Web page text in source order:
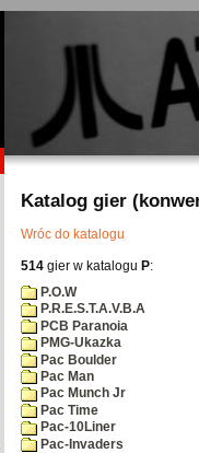
Katalog gier
Wróc do katalogu
514 gier w katalogu P:
P.O.W
P.R.E.S.T.A.V.B.A
PCB Paranoia
PMG-Ukazka
Pac Boulder
Pac Man
Pac Munch Jr
Pac Time
Pac-10Liner
Pac-Invaders